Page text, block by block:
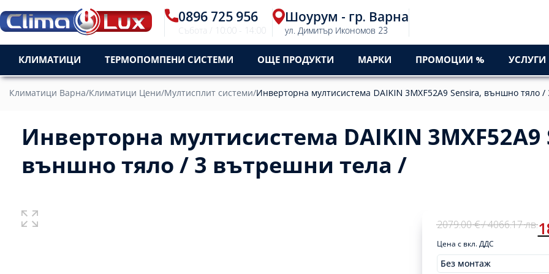
0896 725 956
Събота / 10:00 - 14:00
Шоурум - гр. Варна
ул. Димитър Икономов 23
КЛИМАТИЦИ ТЕРМОПОМПЕНИ СИСТЕМИ ОЩЕ ПРОДУКТИ МАРКИ ПРОМОЦИИ % УСЛУГИ
Климатици Варна/Климатици Цени/Мултисплит системи/Инверторна мултисистема DAIKIN 3MXF52A9 Sensira, външно тяло
Инверторна мултисистема DAIKIN 3MXF52A9
външно тяло / 3 вътрешни тела /
2079.00€/ 4066.17лв.
Original
was:
2079,00 €
Current
is:
1869,00 €
Цена с вкл. ДДС
Без монтаж
Монтажи
2079.00
Original1869.00
Current